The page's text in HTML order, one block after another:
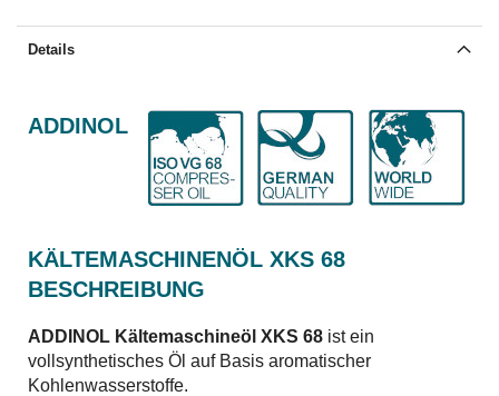
Details
ADDINOL
KÄLTEMASCHINENÖL XKS 68
BESCHREIBUNG
ADDINOL Kältemaschineöl XKS 68 ist ein
vollsynthetisches Öl auf Basis aromatischer
Kohlenwasserstoffe.